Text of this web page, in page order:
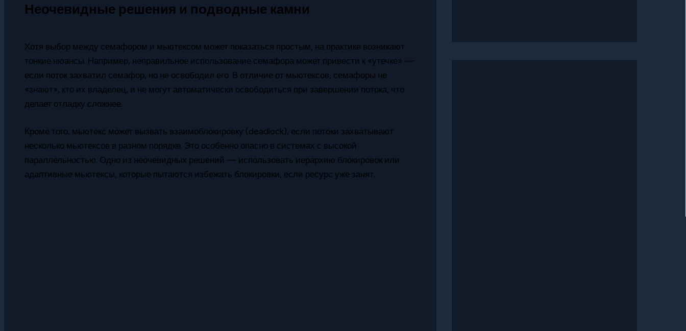
Неочевидные решения и подводные камни
Хотя выбор между семафором и мьютексом может показаться простым, на практике возникают
тонкие нюансы. Например, неправильное использование семафора может привести к «утечке» —
если поток захватил семафор, но не освободил его. В отличие от мьютексов, семафоры не
«знают», кто их владелец, и не могут автоматически освободиться при завершении потока, что
делает отладку сложнее.
Кроме того, мьютекс может вызвать взаимоблокировку (deadlock), если потоки захватывают
несколько мьютексов в разном порядке. Это особенно опасно в системах с высокой
параллельностью. Одно из неочевидных решений — использовать иерархию блокировок или
адаптивные мьютексы, которые пытаются избежать блокировки, если ресурс уже занят.